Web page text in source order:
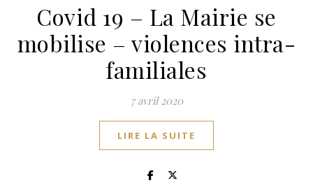
Covid 19 – La Mairie se
mobilise – violences intra-
familiales
7 avril 2020
LIRE LA SUITE